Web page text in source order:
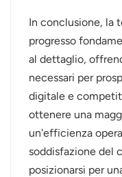
In conclusione, la
progresso
al dettaglio,
necessari per
digitale e
ottenere una
un'efficienza
soddisfazione del
posizionarsi per